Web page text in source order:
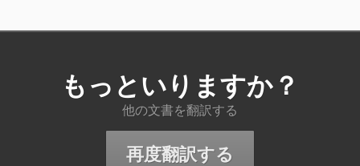
もっといりますか？
他の文書を翻訳する
再度翻訳する